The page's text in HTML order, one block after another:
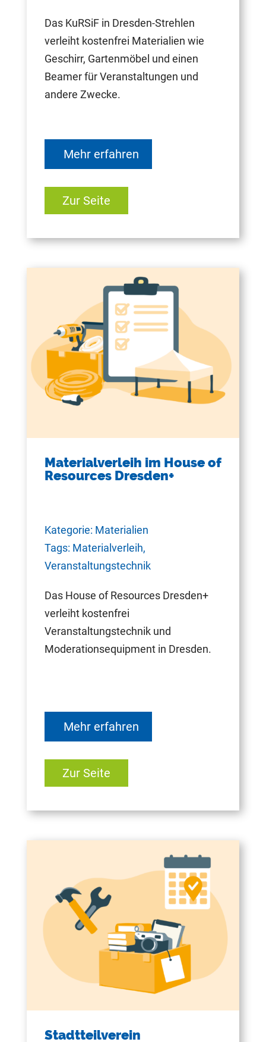
Das KuRSiF in Dresden-Strehlen
verleiht kostenfrei Materialien wie
Geschirr, Gartenmöbel und einen
Beamer für Veranstaltungen und
andere Zwecke.
Mehr erfahren
Zur Seite
Materialverleih im House of
Resources Dresden+
Kategorie: Materialien
Tags: Materialverleih,
Veranstaltungstechnik
Das House of Resources Dresden+
verleiht kostenfrei
Veranstaltungstechnik und
Moderationsequipment in Dresden.
Mehr erfahren
Zur Seite
Stadtteilverein